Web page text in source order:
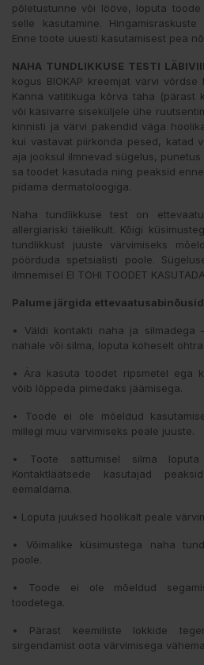
põletustunne või lööve, loputa
selle kasutamine.
Enne toote uuesti kasutamisest pea
NAHA TUNDLIKKUSE TESTI
kogus BIOKAP kreemjat värvi võrdse
Kanna vatitikuga kõrva taha (pärast
või käsivarre siseküljele ühe
kinnisti ja värvi pakendid väga
kui vastavat piirkonda pesed, katad
aja jooksul ilmnevad sügelus,
sa toodet kasutada ning peaksid
pidama dermatoloogiga.
Naha tundlikkuse test on
allergiariski täielikult. Kõigi
tundlikkust juuste värvimiseks
pöörduda spetsialisti poole.
ilmnemisel EI TOHI TOODET
Palume järgida
• Väldi kontakti naha ja silmadega
nahale või silma, loputa koheselt
• Ära kasuta toodet ripsmetel ega
võib lõppeda pimedaks jäämisega.
• Toode ei ole mõeldud
millegi muu värvimiseks peale juuste.
• Toote sattumisel silma
Kontaktläätsede kasutajad
eemaldama.
• Loputa juuksed hoolikalt peale
• Võimalike küsimustega naha
poole.
• Toode ei ole mõeldud
toodetega.
• Pärast keemiliste lokkide
sirgendamist oota värvimisega